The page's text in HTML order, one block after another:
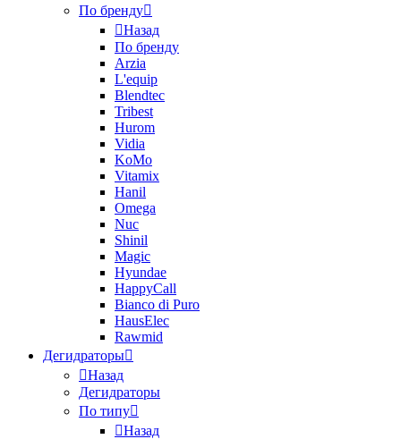
По бренду
Назад
По бренду
Arzia
L'equip
Blendtec
Tribest
Hurom
Vidia
KoMo
Vitamix
Hanil
Omega
Nuc
Shinil
Magic
Hyundae
HappyCall
Bianco di Puro
HausElec
Rawmid
Дегидраторы
Назад
Дегидраторы
По типу
Назад